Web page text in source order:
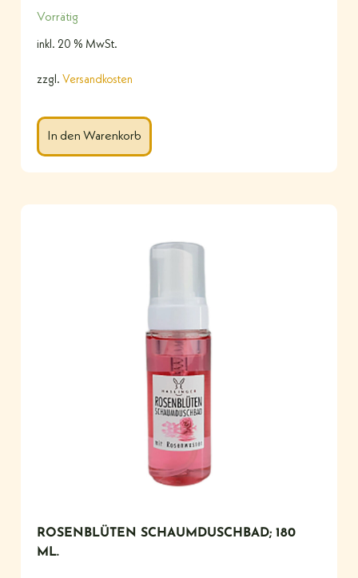
Vorrätig
inkl. 20 % MwSt.
zzgl. Versandkosten
In den Warenkorb
ROSENBLÜTEN SCHAUMDUSCHBAD; 180
ML.